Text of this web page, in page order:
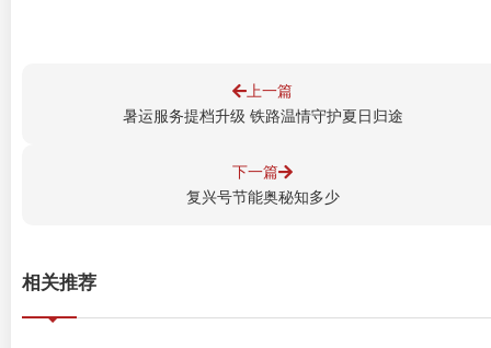
上一篇
暑运服务提档升级 铁路温情守护夏日归途
下一篇
复兴号节能奥秘知多少
相关推荐